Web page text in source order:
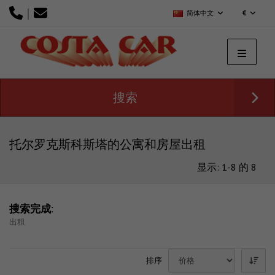
| 简体中文 €
搜索
托尔罗克斯科斯塔的公寓和房屋出租
显示: 1-8 的 8
搜索完成:
出租
排序